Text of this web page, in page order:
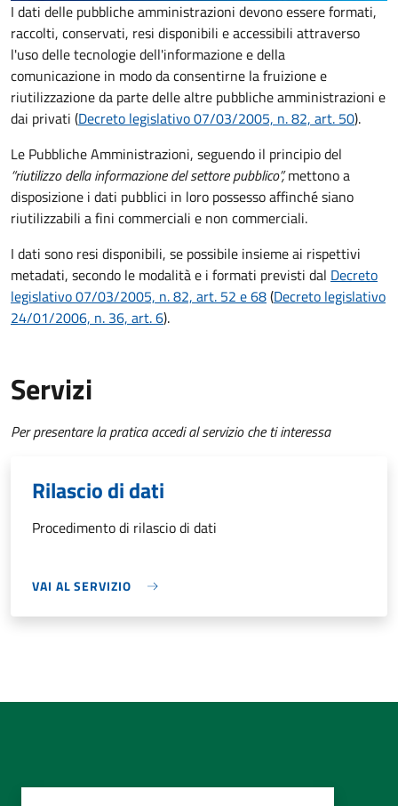
I dati delle pubbliche amministrazioni devono essere formati,
raccolti, conservati, resi disponibili e accessibili attraverso
l'uso delle tecnologie dell'informazione e della
comunicazione in modo da consentirne la fruizione e
riutilizzazione da parte delle altre pubbliche amministrazioni e
dai privati (Decreto legislativo 07/03/2005, n. 82, art. 50).
Le Pubbliche Amministrazioni, seguendo il principio del
“riutilizzo della informazione del settore pubblico”,mettono a
disposizione i dati pubblici in loro possesso affinché siano
riutilizzabili a fini commerciali e non commerciali.
I dati sono resi disponibili, se possibile insieme ai rispettivi
metadati, secondo le modalità e i formati previsti dal Decreto
legislativo 07/03/2005, n. 82, art. 52 e 68(Decreto legislativo
24/01/2006, n. 36, art. 6).
Servizi
Per presentare la pratica accedi al servizio che ti interessa
Rilascio di dati
Procedimento di rilascio di dati
VAI AL SERVIZIO